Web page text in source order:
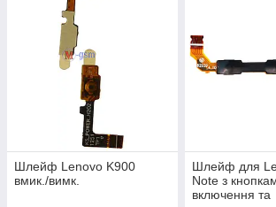
Шлейф Lenovo K900
вмик./вимк.
Шлейф для
Note з
включення та